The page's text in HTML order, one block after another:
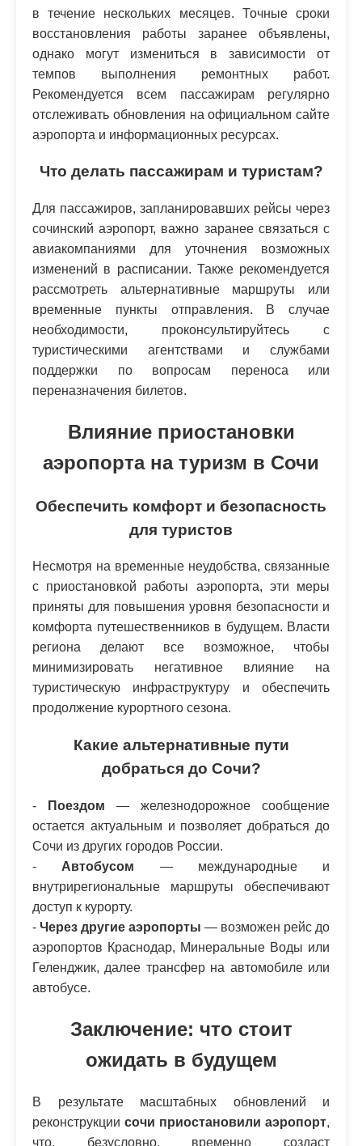
в течение нескольких месяцев. Точные сроки
восстановления работы заранее объявлены,
однако могут измениться в зависимости от
темпов выполнения ремонтных работ.
Рекомендуется всем пассажирам регулярно
отслеживать обновления на официальном сайте
аэропорта и информационных ресурсах.
Что делать пассажирам и туристам?
Для пассажиров, запланировавших рейсы через
сочинский аэропорт, важно заранее связаться с
авиакомпаниями для уточнения возможных
изменений в расписании. Также рекомендуется
рассмотреть альтернативные маршруты или
временные пункты отправления. В случае
необходимости, проконсультируйтесь с
туристическими агентствами и службами
поддержки по вопросам переноса или
переназначения билетов.
Влияние приостановки
аэропорта на туризм в Сочи
Обеспечить комфорт и безопасность
для туристов
Несмотря на временные неудобства, связанные
с приостановкой работы аэропорта, эти меры
приняты для повышения уровня безопасности и
комфорта путешественников в будущем. Власти
региона делают все возможное, чтобы
минимизировать негативное влияние на
туристическую инфраструктуру и обеспечить
продолжение курортного сезона.
Какие альтернативные пути
добраться до Сочи?
- Поездом — железнодорожное сообщение
остается актуальным и позволяет добраться до
Сочи из других городов России.
- Автобусом — международные и
внутрирегиональные маршруты обеспечивают
доступ к курорту.
- Через другие аэропорты — возможен рейс до
аэропортов Краснодар, Минеральные Воды или
Геленджик, далее трансфер на автомобиле или
автобусе.
Заключение: что стоит
ожидать в будущем
В результате масштабных обновлений и
реконструкции сочи приостановили аэропорт,
что, безусловно, временно создаст